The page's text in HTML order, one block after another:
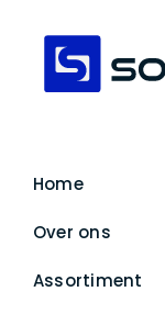
Home
Over ons
Assortiment